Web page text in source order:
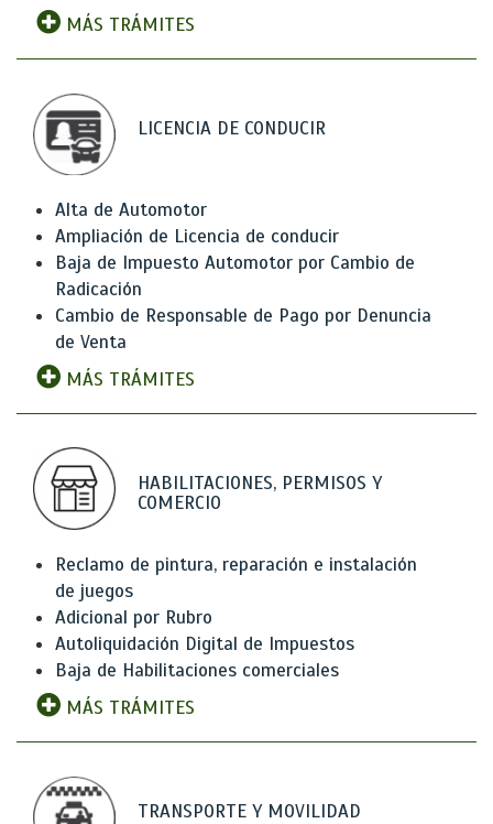
MÁS TRÁMITES
LICENCIA DE CONDUCIR
Alta de Automotor
Ampliación de Licencia de conducir
Baja de Impuesto Automotor por Cambio de
Radicación
Cambio de Responsable de Pago por Denuncia
de Venta
MÁS TRÁMITES
HABILITACIONES, PERMISOS Y
COMERCIO
Reclamo de pintura, reparación e instalación
de juegos
Adicional por Rubro
Autoliquidación Digital de Impuestos
Baja de Habilitaciones comerciales
MÁS TRÁMITES
TRANSPORTE Y MOVILIDAD